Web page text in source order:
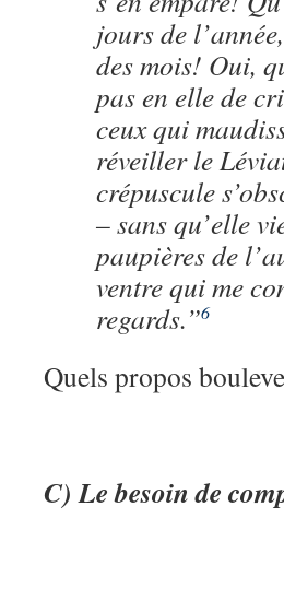
jours de
des mois! Oui,
pas en elle de
ceux qui
réveiller le
crépuscule
– sans qu’elle
paupières de
ventre qui me
regards.”6
Quels propos
C) Le besoin de